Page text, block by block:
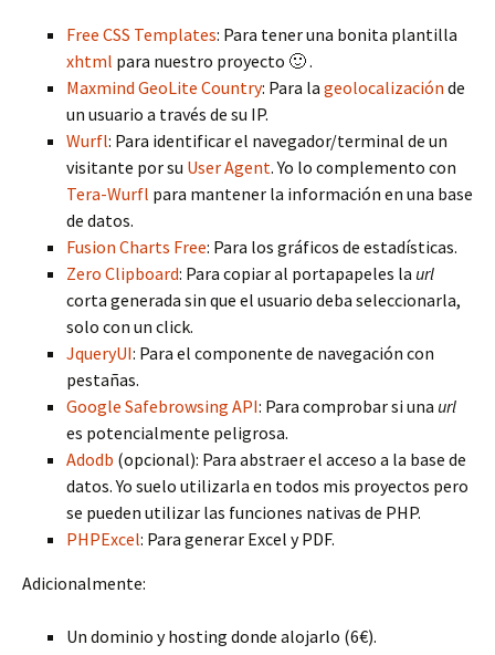
Free CSS Templates: Para tener una bonita plantilla
xhtml para nuestro proyecto 🙂 .
Maxmind GeoLite Country: Para la geolocalización de
un usuario a través de su IP.
Wurfl: Para identificar el navegador/terminal de un
visitante por su User Agent. Yo lo complemento con
Tera-Wurfl para mantener la información en una base
de datos.
Fusion Charts Free: Para los gráficos de estadísticas.
Zero Clipboard: Para copiar al portapapeles la url
corta generada sin que el usuario deba seleccionarla,
solo con un click.
JqueryUI: Para el componente de navegación con
pestañas.
Google Safebrowsing API: Para comprobar si una url
es potencialmente peligrosa.
Adodb (opcional): Para abstraer el acceso a la base de
datos. Yo suelo utilizarla en todos mis proyectos pero
se pueden utilizar las funciones nativas de PHP.
PHPExcel: Para generar Excel y PDF.
Adicionalmente:
Un dominio y hosting donde alojarlo (6€).